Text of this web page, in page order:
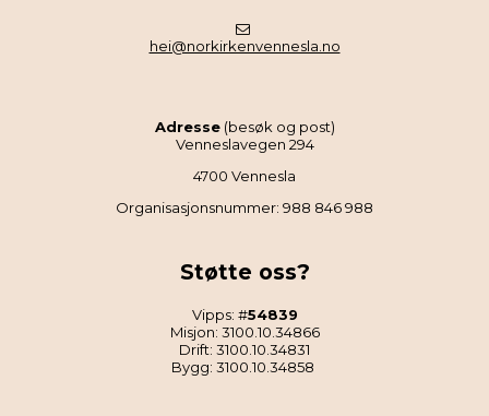
hei@norkirkenvennesla.no
Adresse(besøk og post)
Venneslavegen 294
4700 Vennesla
Organisasjonsnummer: 988 846 988
Støtte oss?
Vipps: #54839
Misjon: 3100.10.34866
Drift: 3100.10.34831
Bygg: 3100.10.34858